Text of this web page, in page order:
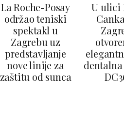
La Roche-Posay
održao teniski
spektakl u
Zagrebu uz
predstavljanje
nove linije za
zaštitu od sunca
U ulici